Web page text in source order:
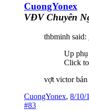
CuongYonex
VĐV Chuyên
thbminh said:
Up
Click
vợt victor
CuongYonex, 8/10/
#83